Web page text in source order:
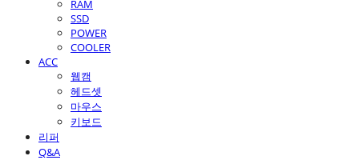
RAM
SSD
POWER
COOLER
ACC
웹캠
헤드셋
마우스
키보드
리퍼
Q&A